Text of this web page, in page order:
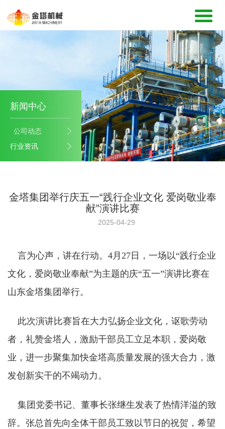
新闻中心
公司动态
行业资讯
金塔集团举行庆五一“践行企业文化 爱岗敬业奉
献”演讲比赛
2025-04-29
言为心声，讲在行动。4月27日，一场以“践行企业
文化，爱岗敬业奉献”为主题的庆“五一”演讲比赛在
山东金塔集团举行。
此次演讲比赛旨在大力弘扬企业文化，讴歌劳动
者，礼赞金塔人，激励干部员工立足本职，爱岗敬
业，进一步聚集加快金塔高质量发展的强大合力，激
发创新实干的不竭动力。
集团党委书记、董事长张继生发表了热情洋溢的致
辞。张总首先向全体干部员工致以节日的祝贺，希望